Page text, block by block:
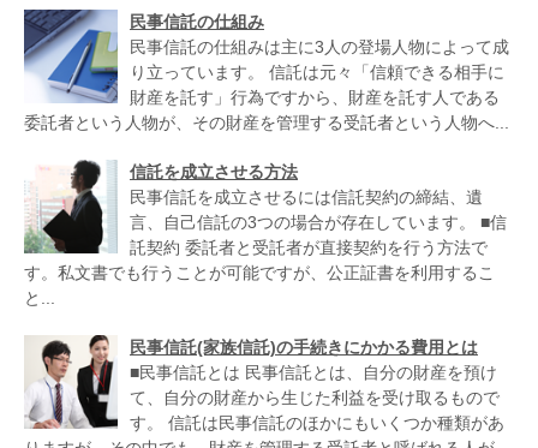
民事信託の仕組み
民事信託の仕組みは主に3人の登場人物によって成
り立っています。 信託は元々「信頼できる相手に
財産を託す」行為ですから、財産を託す人である
委託者という人物が、その財産を管理する受託者という人物へ...
信託を成立させる方法
民事信託を成立させるには信託契約の締結、遺
言、自己信託の3つの場合が存在しています。 ■信
託契約 委託者と受託者が直接契約を行う方法で
す。私文書でも行うことが可能ですが、公正証書を利用するこ
と...
民事信託(家族信託)の手続きにかかる費用とは
■民事信託とは 民事信託とは、自分の財産を預け
て、自分の財産から生じた利益を受け取るもので
す。 信託は民事信託のほかにもいくつか種類があ